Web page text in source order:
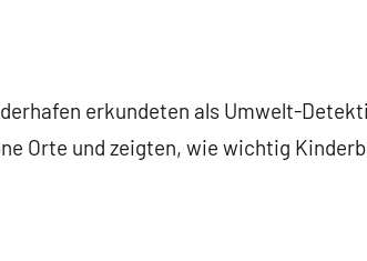
erkundeten als Umwelt-
Orte und zeigten, wie wichtig